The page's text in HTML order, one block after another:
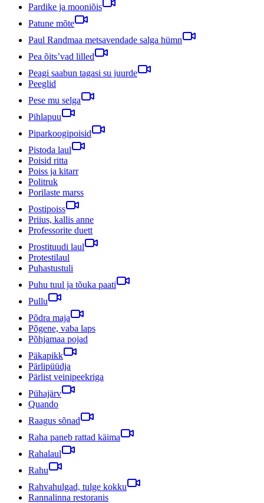
Pardike ja mooniõis
Patune mõte
Paul Randmaa metsavendade salga hümn
Pea õits’vad lilled
Peagi saabun tagasi su juurde
Peeglid
Pese mu selga
Pihlapuu
Piparkoogipoisid
Pistoda laul
Poisid ritta
Poiss ja kitarr
Politruk
Porilaste marss
Postipoiss
Priius, kallis anne
Professorite duett
Prostituudi laul
Protestilaul
Puhastustuli
Puhu tuul ja tõuka paati
Pullu
Põdra maja
Põgene, vaba laps
Põhjamaa pojad
Päkapikk
Pärlipüüdja
Pärlist veinipeekriga
Pühajärv
Quando
Raagus sõnad
Raha paneb rattad käima
Rahalaul
Rahu
Rahvahulgad, tulge kokku
Rannalinna restoranis